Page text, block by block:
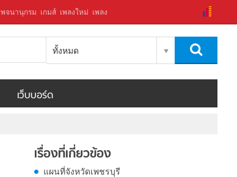
พจนานุกรม เกมส์ เพลงใหม่ เพลง
ทั้งหมด
เว็บบอร์ด
เรื่องที่เกี่ยวข้อง
แผนที่จังหวัดเพชรบุรี